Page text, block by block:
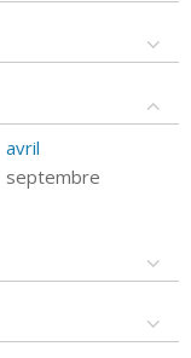
avril
septembre